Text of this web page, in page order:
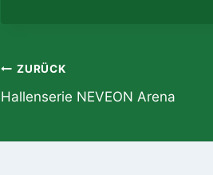
Beitragsnavigation
ZURÜCK
Hallenserie NEVEON Arena